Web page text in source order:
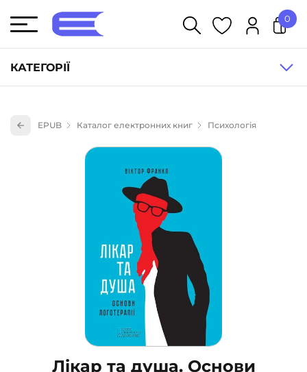
КАТЕГОРІЇ
Книги для дітей (835)
Книги для підлітків (240)
Науково-популярна література (1015)
Навчальна література та посібники (527)
Енциклопедії, довідники, словники (55)
Подарункові сертифікати (1)
0
EPUB Каталог електронних книг Психологія
Лікар та душа. Основи